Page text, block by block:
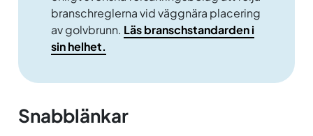
branschreglerna vid väggnära placering
av golvbrunn. Läs branschstandarden i
sin helhet.
Snabblänkar